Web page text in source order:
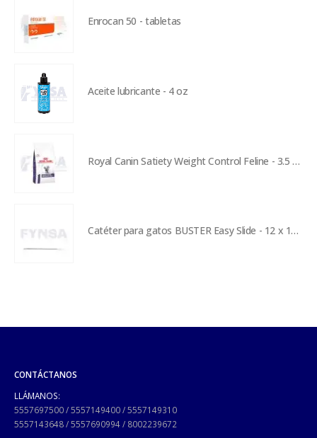
Enrocan 50 - tabletas
Aceite lubricante - 4 oz
Royal Canin Satiety Weight Control Feline - 3.5 kg
Catéter para gatos BUSTER Easy Slide - 12 x 140 mm
CONTÁCTANOS
LLÁMANOS:
5557697500/5557149400/5557149310
5557143648/5557690994/ 8002239672